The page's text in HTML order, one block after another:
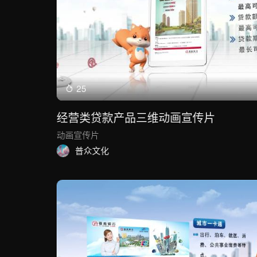
25
经营类贷款产品三维动画宣传片
动画宣传片
普众文化